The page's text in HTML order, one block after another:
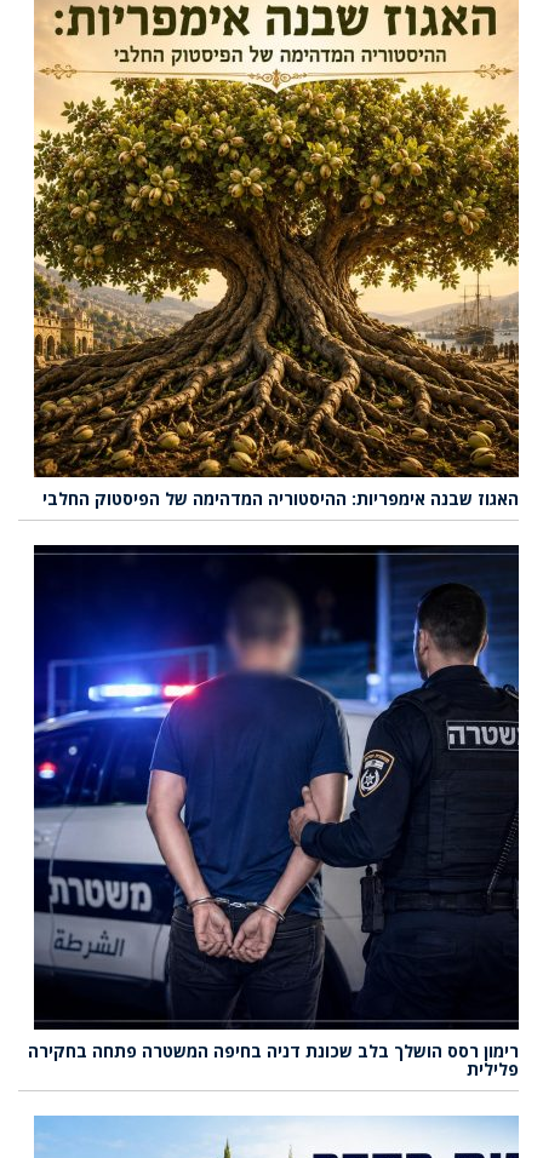
האגוז שבנה אימפריות: ההיסטוריה המדהימה של הפיסטוק החלבי
רימון רסס הושלך בלב שכונת דניה בחיפה המשטרה פתחה בחקירה
פלילית